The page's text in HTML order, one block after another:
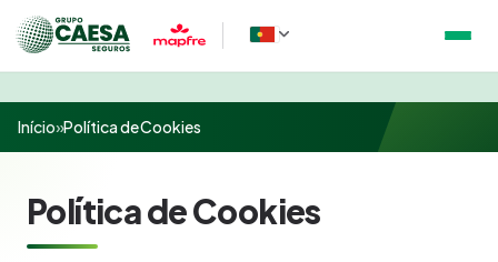
Início»Política de Cookies
Política de Cookies